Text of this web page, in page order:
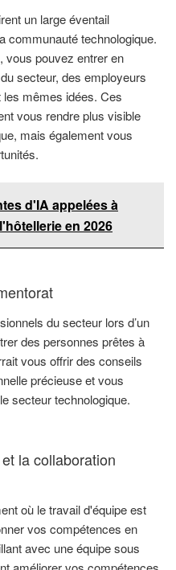
un large éventail
communauté technologique.
vous pouvez entrer en
secteur, des employeurs
les mêmes idées. Ces
vous rendre plus visible
mais également vous
d'IA appelées à
en 2026
du secteur lors d’un
des personnes prêtes à
vous offrir des conseils
précieuse et vous
secteur technologique.
la collaboration
où le travail d'équipe est
vos compétences en
avec une équipe sous